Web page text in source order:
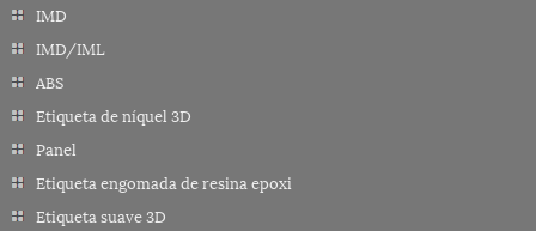
IMD
IMD/IML
ABS
Etiqueta de níquel 3D
Panel
Etiqueta engomada de resina epoxi
Etiqueta suave 3D